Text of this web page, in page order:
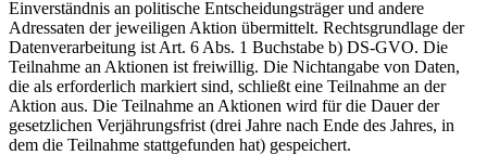
Einverständnis an politische Entscheidungsträger und andere
Adressaten der jeweiligen Aktion übermittelt. Rechtsgrundlage der
Datenverarbeitung ist Art. 6 Abs. 1 Buchstabe b) DS-GVO. Die
Teilnahme an Aktionen ist freiwillig. Die Nichtangabe von Daten,
die als erforderlich markiert sind, schließt eine Teilnahme an der
Aktion aus. Die Teilnahme an Aktionen wird für die Dauer der
gesetzlichen Verjährungsfrist (drei Jahre nach Ende des Jahres, in
dem die Teilnahme stattgefunden hat) gespeichert.